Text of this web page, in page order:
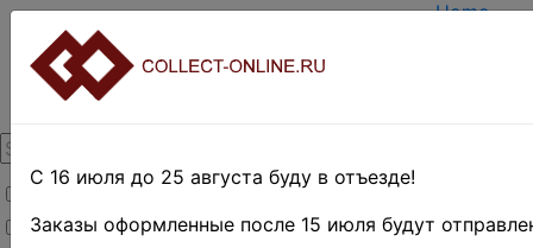
Товары со скидкой
Товары в наличии
Home
TERMS
С 16 июля до 25 августа буду в отъезде!
Заказы оформленные после 15 июля будут